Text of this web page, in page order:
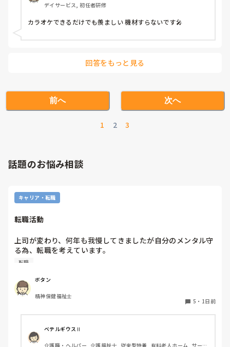
デイサービス, 初任者研修
カラオケできるだけでも羨ましい 機材すらないです🎤
回答をもっと見る
前へ
1 2 3
次へ
話題のお悩み相談
キャリア・転職
転職活動
上司が変わり、何年も我慢してきましたが自分のメンタル守
る為、転職を考えています。
納得できる仕事に出会うまでの間
②系列の他職場に移動する
皆さんならどうしますか？
転職
ボタン
精神保健福祉士
5 ・ 1日前
ベテルギウスⅡ
介護職・ヘルパー, 介護福祉士, 従来型特養, 有料老人ホーム, サービ